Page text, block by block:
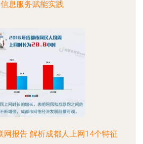
信息服务赋能实践
网报告 解析成都人上网14个特征